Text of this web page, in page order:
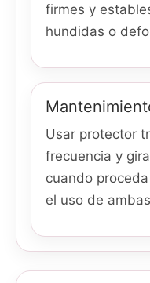
firmes y
hundidas o
Usar protector
frecuencia y
cuando
el uso de